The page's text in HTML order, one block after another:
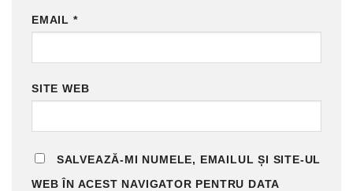
EMAIL *
SITE WEB
SALVEAZĂ-MI NUMELE, EMAILUL ȘI SITE-UL
WEB ÎN ACEST NAVIGATOR PENTRU DATA